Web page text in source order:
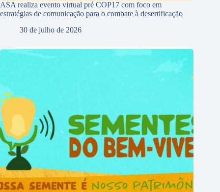
ASA realiza evento virtual pré COP17 com foco em
estratégias de comunicação para o combate à desertificação
30 de julho de 2026